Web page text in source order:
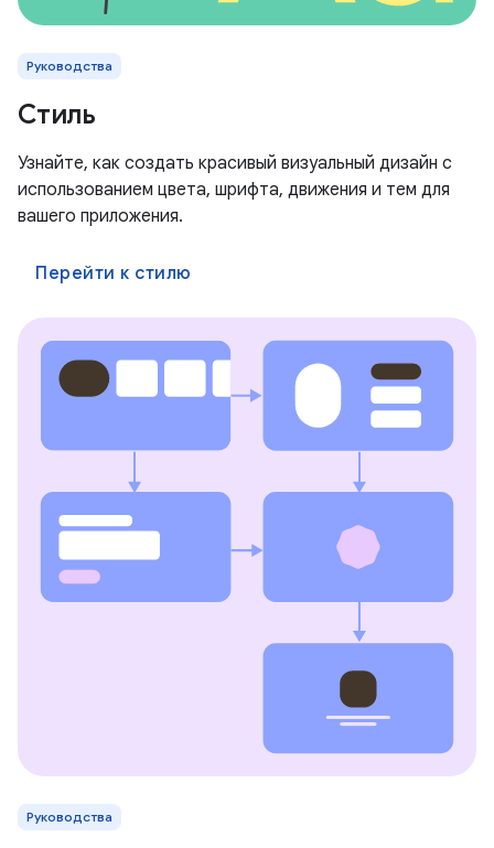
Руководства
Стиль
Узнайте, как создать красивый визуальный дизайн с
использованием цвета, шрифта, движения и тем для
вашего приложения.
Перейти к стилю
Руководства